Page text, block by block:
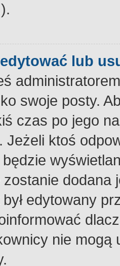
).
lub
swoje posty.
czas po jego
Jeżeli ktoś
dodana
edytowany
nie